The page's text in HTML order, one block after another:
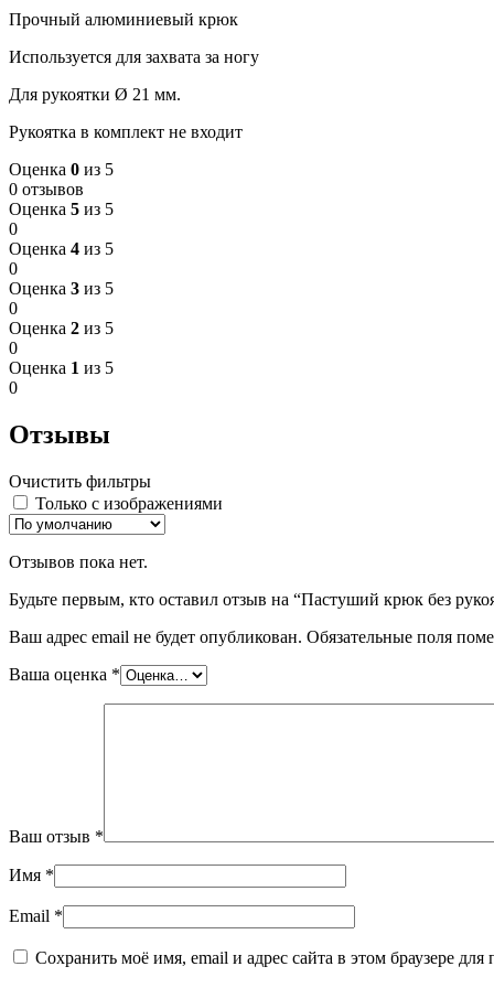
Прочный алюминиевый крюк
Используется для захвата за ногу
Для рукоятки Ø 21 мм.
Рукоятка в комплект не входит
Оценка 0 из 5
0 отзывов
Оценка 5 из 5
0
Оценка 4 из 5
0
Оценка 3 из 5
0
Оценка 2 из 5
0
Оценка 1 из 5
0
Отзывы
Очистить фильтры
Только с изображениями
Отзывов пока нет.
Будьте первым, кто оставил отзыв на “Пастуший крюк без
Ваш адрес email не будет опубликован. Обязательные поля
Ваша оценка *
Ваш отзыв *
Имя *
Email *
Сохранить моё имя, email и адрес сайта в этом браузере